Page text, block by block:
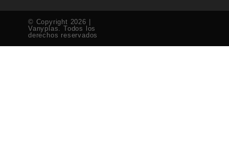
© Copyright 2026 |
Vanyplas. Todos los
derechos reservados